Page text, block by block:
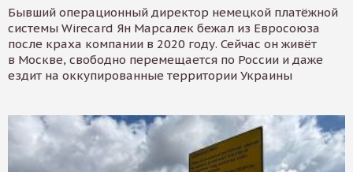
Бывший операционный директор немецкой платёжной
системы Wirecard Ян Марсалек бежал из Евросоюза
после краха компании в 2020 году. Сейчас он живёт
в Москве, свободно перемещается по России и даже
ездит на оккупированные территории Украины